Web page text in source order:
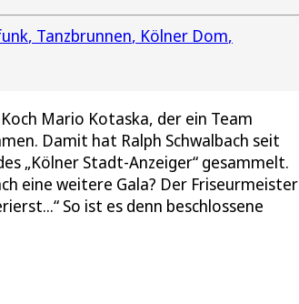
Tanzbrunnen Kölner Dom
Mario Kotaska, der ein Team
Damit hat Ralph Schwalbach seit
„Kölner Stadt-Anzeiger“ gesammelt.
eine weitere Gala? Der Friseurmeister
So ist es denn beschlossene